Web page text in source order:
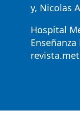
y, Nicolas
Hospital